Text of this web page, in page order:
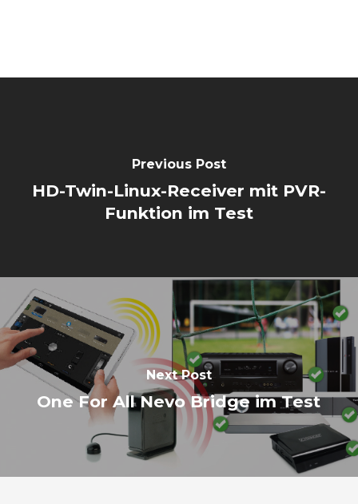
Previous Post
HD-Twin-Linux-Receiver mit PVR-
Funktion im Test
Next Post
One For All Nevo Bridge im Test